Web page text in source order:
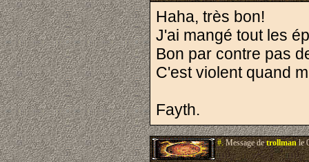
Haha, très bon!
J'ai mangé tout les
Bon par contre pas
C'est violent quand
Fayth.
#.Message detrollmanle